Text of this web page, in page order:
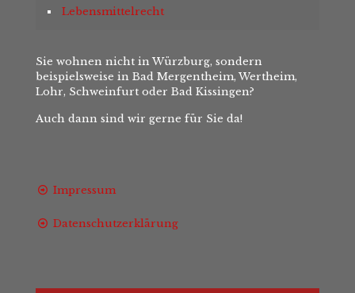
Lebensmittelrecht
Sie wohnen nicht in Würzburg, sondern
beispielsweise in Bad Mergentheim, Wertheim,
Lohr, Schweinfurt oder Bad Kissingen?
Auch dann sind wir gerne für Sie da!
Impressum
Datenschutzerklärung